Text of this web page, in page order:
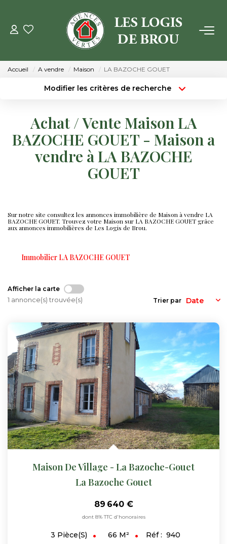
ESTIMATION
NOTRE AGENCE
Notre Équipe
Nos Actualités
Accueil A vendre Maison LA BAZOCHE GOUET
Modifier les critères de recherche
Sélectionnez...
Type de bien
Surface min
Budget max Plus de critères
Créer une alerte
Achat / Vente Maison LA
BAZOCHE GOUET - Maison a
vendre à LA BAZOCHE
GOUET
Sur notre site consultez les annonces immobilière de Maison à vendre LA
BAZOCHE GOUET. Trouvez votre Maison sur LA BAZOCHE GOUET grâce
aux annonces immobilières de Les Logis de Brou.
Immobilier LA BAZOCHE GOUET
Afficher la carte
1 annonce(s) trouvée(s) Trier par
Maison De Village - La Bazoche-Gouet
La Bazoche Gouet
89 640 €
dont 8% TTC d'honoraires
3 Pièce(s) 66 M² Réf : 940